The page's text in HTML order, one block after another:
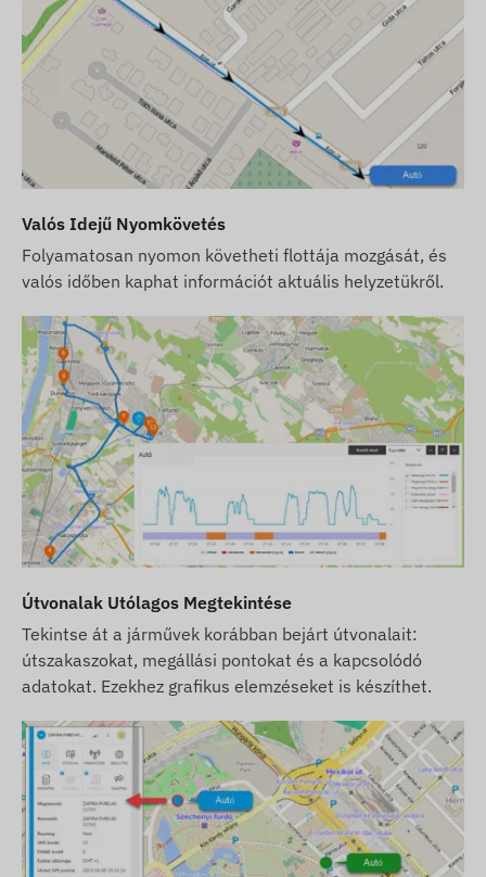
gondoskodunk – Önnek ez utóbbival
kapcsolatban semmilyen teendője nem lesz.
Szoftver előfizetés esetén, amennyiben az email
típusú értesítések mellett szoftverünk SMS
riasztási szolgáltatását is igénybe kívánja venni,
vásároljon SMS kreditkártyát is, melyet
webáruházunkban, a készülékhez kapcsolódó
termékek között talál.
A weboldalon található készülék leírások és képek
a gyártó által közzétett információkon alapulnak,
melyek nem minden esetben pontosak,
hibamentesek. A gyártó fenntartja a jogot, hogy
előzetes értesítés nélkül módosítson a termék
egyes paraméterein vagy csomagolásán - az
ezekkel kapcsolatos adatok aktualizálása
weblapunkon a változások észlelése és
kiértékelése után történik meg.
Valós Idejű Nyomkövetés
Folyamatosan nyomon követheti flottája mozgását, és
valós időben kaphat információt aktuális helyzetükről.
Útvonalak Utólagos Megtekintése
Tekintse át a járművek korábban bejárt útvonalait:
útszakaszokat, megállási pontokat és a kapcsolódó
adatokat. Ezekhez grafikus elemzéseket is készíthet.